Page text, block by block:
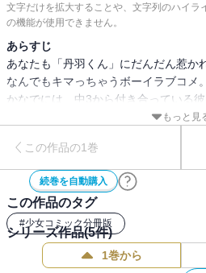
文字だけを拡大することや、文字列のハイラ
の機能が使用できません。
あらすじ
あなたも「丹羽くん」にだんだん惹か
なんでもキマっちゃうボーイラブコ
かなでには、中3から付き合っている
滅気味!? 現実から目を背け続けるか
もっと見
この作品の1巻
続巻を自動購入
この作品のタグ
#少女コミック分冊版
シリーズ作品(5件)
1巻から